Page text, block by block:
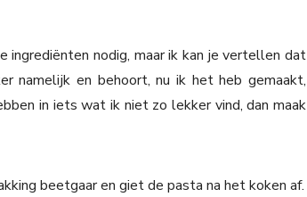
nodig, maar ik kan je vertellen dat
en behoort, nu ik het heb gemaakt,
in iets wat ik niet zo lekker vind, dan maak
beetgaar en giet de pasta na het koken af.